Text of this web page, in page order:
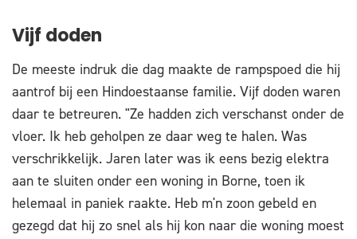
Vijf doden
De meeste indruk die dag maakte de rampspoed die hij
aantrof bij een Hindoestaanse familie. Vijf doden waren
daar te betreuren. "Ze hadden zich verschanst onder de
vloer. Ik heb geholpen ze daar weg te halen. Was
verschrikkelijk. Jaren later was ik eens bezig elektra
aan te sluiten onder een woning in Borne, toen ik
helemaal in paniek raakte. Heb m'n zoon gebeld en
gezegd dat hij zo snel als hij kon naar die woning moest